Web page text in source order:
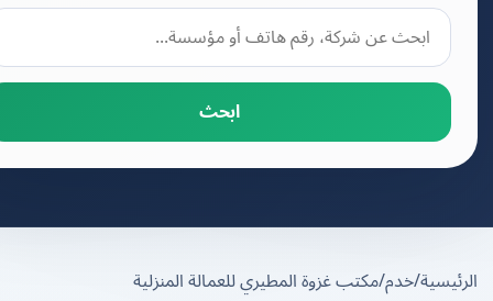
ابحث
/خدم/مكتب غزوة المطيري للعمالة المنزلية